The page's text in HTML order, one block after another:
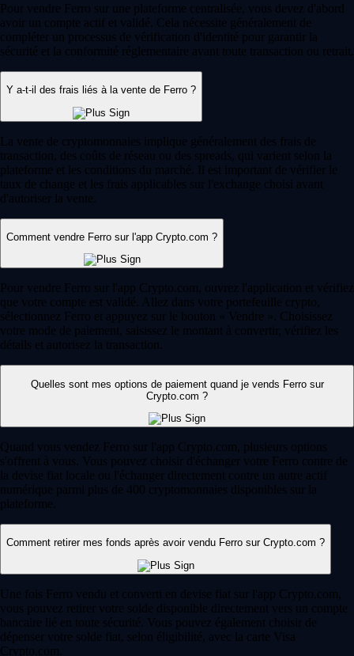
Pour vendre Ferro sur une plateforme centralisée, vous devez d'abord
avoir un compte actif et validé. Cela nécessite généralement de
compléter un processus de vérification d'identité pour garantir la
sécurité et la conformité réglementaire avant toute transaction ou retrait.
Y a-t-il des frais liés à la vente de Ferro ?
La vente de cryptomonnaies implique généralement des frais de
transaction, des coûts de réseau ou des spreads, qui varient selon la
plateforme et les conditions du marché. Il est important de vérifier le
taux de change et les frais applicables sur l'exchange choisi avant
d'autoriser la vente.
Comment vendre Ferro sur l'app Crypto.com ?
Pour vendre Ferro sur l'app Crypto.com, ouvrez l'application et vérifiez
que votre compte est validé. Allez dans votre portefeuille crypto,
sélectionnez Ferro et appuyez sur le bouton « Vendre ». Choisissez
votre mode de paiement, saisissez le montant à convertir, vérifiez les
détails et autorisez la transaction.
Quelles sont mes options de paiement quand je vends Ferro sur
Crypto.com ?
Quand vous vendez Ferro sur l'app Crypto.com, plusieurs options
s'offrent à vous. Vous pouvez choisir d'échanger votre Ferro contre de
la devise fiat locale ou l'échanger directement contre un autre actif
numérique parmi plus de 400 cryptomonnaies disponibles sur la
plateforme.
Comment retirer mes fonds après avoir vendu Ferro sur Crypto.com ?
Une fois Ferro vendu et converti en devise fiat sur l'app Crypto.com,
vous pouvez retirer votre solde disponible directement vers un compte
bancaire lié en toute sécurité. Vous pouvez également choisir de
dépenser votre solde fiat, selon éligibilité, avec la carte Visa
Crypto.com.